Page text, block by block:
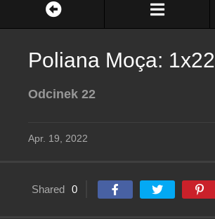
Poliana Moça: 1x22
Odcinek 22
Apr. 19, 2022
Shared 0